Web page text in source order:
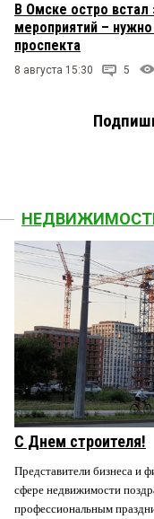
В Омске остро
мероприятий –
проспекта
8 августа 15:30 5
С Днем строителя!
Представители бизнеса и
сфере недвижимости
профессиональным